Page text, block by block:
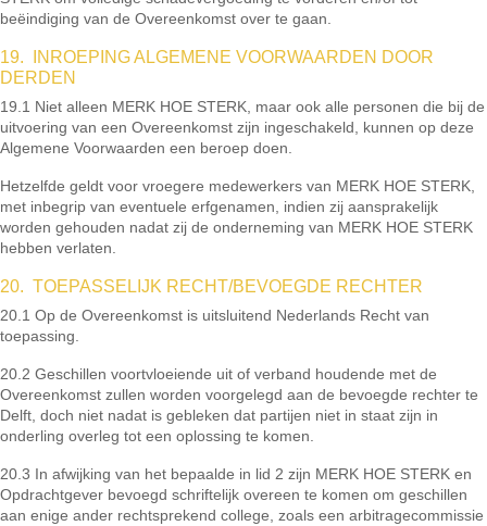
beëindiging van de Overeenkomst over te gaan.
19. INROEPING ALGEMENE VOORWAARDEN DOOR
DERDEN
19.1 Niet alleen MERK HOE STERK, maar ook alle personen die bij de
uitvoering van een Overeenkomst zijn ingeschakeld, kunnen op deze
Algemene Voorwaarden een beroep doen.
Hetzelfde geldt voor vroegere medewerkers van MERK HOE STERK,
met inbegrip van eventuele erfgenamen, indien zij aansprakelijk
worden gehouden nadat zij de onderneming van MERK HOE STERK
hebben verlaten.
20. TOEPASSELIJK RECHT/BEVOEGDE RECHTER
20.1 Op de Overeenkomst is uitsluitend Nederlands Recht van
toepassing.
20.2 Geschillen voortvloeiende uit of verband houdende met de
Overeenkomst zullen worden voorgelegd aan de bevoegde rechter te
Delft, doch niet nadat is gebleken dat partijen niet in staat zijn in
onderling overleg tot een oplossing te komen.
20.3 In afwijking van het bepaalde in lid 2 zijn MERK HOE STERK en
Opdrachtgever bevoegd schriftelijk overeen te komen om geschillen
aan enige ander rechtsprekend college, zoals een arbitragecommissie